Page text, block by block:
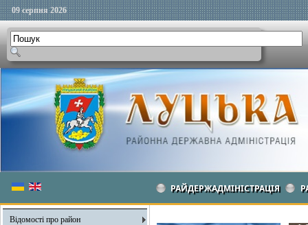
09 серпня 2026
РАЙДЕРЖАДМІНІСТРАЦІЯ
Відомості про район